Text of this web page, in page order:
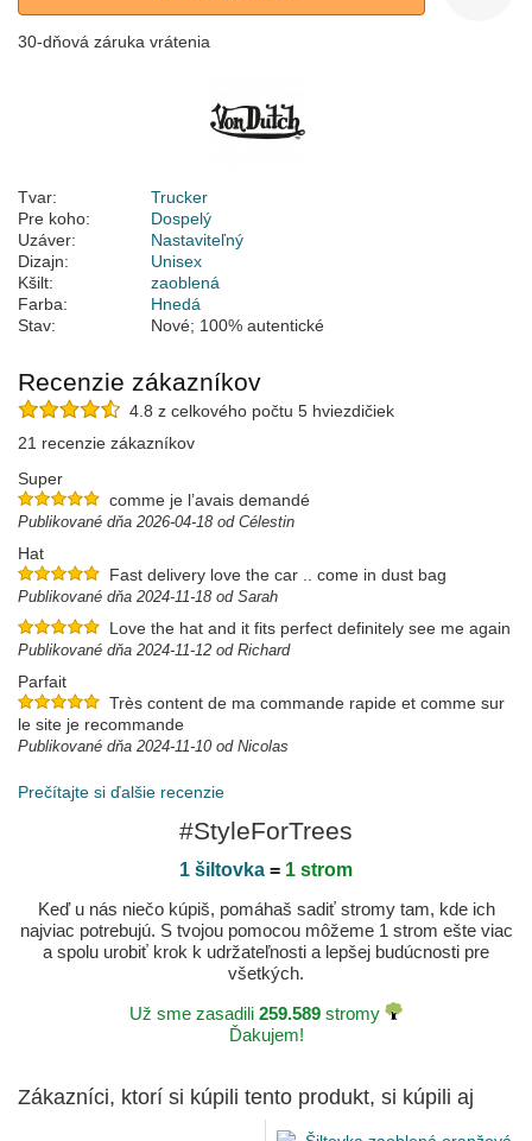
30-dňová záruka vrátenia
Tvar:
Trucker
Pre koho:
Dospelý
Uzáver:
Nastaviteľný
Dizajn:
Unisex
Kšilt:
zaoblená
Farba:
Hnedá
Stav:
Nové; 100% autentické
Recenzie zákazníkov
4.8 z celkového počtu 5 hviezdičiek
21 recenzie zákazníkov
Super
comme je l’avais demandé
Publikované dňa 2026-04-18 od Célestin
Hat
Fast delivery love the car .. come in dust bag
Publikované dňa 2024-11-18 od Sarah
Love the hat and it fits perfect definitely see me again
Publikované dňa 2024-11-12 od Richard
Parfait
Très content de ma commande rapide et comme sur
le site je recommande
Publikované dňa 2024-11-10 od Nicolas
Prečítajte si ďalšie recenzie
#StyleForTrees
1 šiltovka = 1 strom
Keď u nás niečo kúpiš, pomáhaš sadiť stromy tam, kde ich
najviac potrebujú. S tvojou pomocou môžeme 1 strom ešte viac
a spolu urobiť krok k udržateľnosti a lepšej budúcnosti pre
všetkých.
Už sme zasadili 259.589 stromy
Ďakujem!
Zákazníci, ktorí si kúpili tento produkt, si kúpili aj